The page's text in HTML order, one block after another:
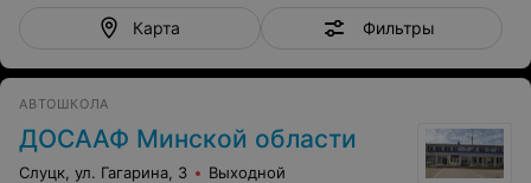
Карта Фильтры
АВТОШКОЛА
ДОСААФ Минской области
Слуцк, ул. Гагарина, 3 Выходной